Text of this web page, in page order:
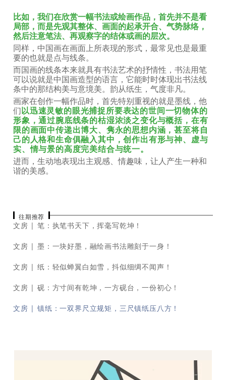
比如，我们在欣赏一幅书法或绘画作品，首先并不是看
局部，而是先观其整体、画面的起承开合、气势脉络，
然后注意笔法、再观察字的结体或画的层次。
同样，中国画在画面上所表现的形式，最常见也是最重
要的也就是点与线条。
而国画的线条本来就具有书法艺术的抒情性，书法用笔
可以说就是中国画造型的语言，它能时时体现出书法线
条中的那结构美与意境美。韵从纸生，气度非凡。
画家在创作一幅作品时，首先特别重视的就是墨线，他
们 以迅速灵敏的眼光捕捉所要表达的世间一切物体的
形象，通过腕底线条的枯湿浓淡之变化与概括，在有
限的画面中传递出博大、隽永的思想内涵，甚至将自
己的人格和生命俱融入其中，创作出有形与神、虚与
实、情与景的高度完美结合与统一。
进而，生动地表现出主观感、情趣味，让人产生一种和
谐的美感。
往期推荐
文房 | 笔：执笔书天下，挥毫写乾坤！
文房 | 墨：一块好墨，融绘画书法雕刻于一身！
文房 | 纸：轻似蝉翼白如雪，抖似细绸不闻声！
文房 | 砚：方寸间有乾坤，一方砚台，一份初心！
文房 | 镇纸：一双界尺立规矩，三尺镇纸压八方！